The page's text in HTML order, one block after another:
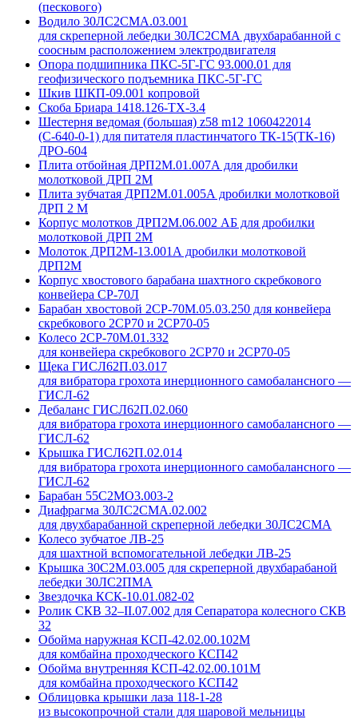
(пескового)
Водило 30ЛС2СМА.03.001
для скреперной лебедки 30ЛС2СМА двухбарабанной с
соосным расположением электродвигателя
Опора подшипника ПКС-5Г-ГС 93.000.01 для
геофизического подъемника ПКС-5Г-ГС
Шкив ШКП-09.001 копровой
Скоба Бриара 1418.126-ТХ-3.4
Шестерня ведомая (большая) z58 m12 1060422014
(С-640-0-1) для питателя пластинчатого ТК-15(ТК-16)
ДРО-604
Плита отбойная ДРП2М.01.007А для дробилки
молотковой ДРП 2М
Плита зубчатая ДРП2М.01.005А дробилки молотковой
ДРП 2 М
Корпус молотков ДРП2М.06.002 АБ для дробилки
молотковой ДРП 2М
Молоток ДРП2М-13.001А дробилки молотковой
ДРП2М
Корпус хвостового барабана шахтного скребкового
конвейера СР-70Л
Барабан хвостовой 2СР-70М.05.03.250 для конвейера
скребкового 2СР70 и 2СР70-05
Колесо 2СР-70М.01.332
для конвейера скребкового 2СР70 и 2СР70-05
Щека ГИСЛ62П.03.017
для вибратора грохота инерционного самобалансного —
ГИСЛ-62
Дебаланс ГИСЛ62П.02.060
для вибратора грохота инерционного самобалансного —
ГИСЛ-62
Крышка ГИСЛ62П.02.014
для вибратора грохота инерционного самобалансного —
ГИСЛ-62
Барабан 55С2МО3.003-2
Диафрагма 30ЛС2СМА.02.002
для двухбарабанной скреперной лебедки 30ЛС2СМА
Колесо зубчатое ЛВ-25
для шахтной вспомогательной лебедки ЛВ-25
Крышка 30С2М.03.005 для скреперной двухбарабаной
лебедки 30ЛС2ПМА
Звездочка КСК-10.01.082-02
Ролик СКВ 32–II.07.002 для Сепаратора колесного СКВ
32
Обойма наружная КСП-42.02.00.102М
для комбайна проходческого КСП42
Обойма внутренняя КСП-42.02.00.101М
для комбайна проходческого КСП42
Облицовка крышки лаза 118-1-28
из высокопрочной стали для шаровой мельницы